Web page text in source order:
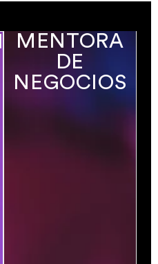
MENTORA
DE
NEGOCIOS